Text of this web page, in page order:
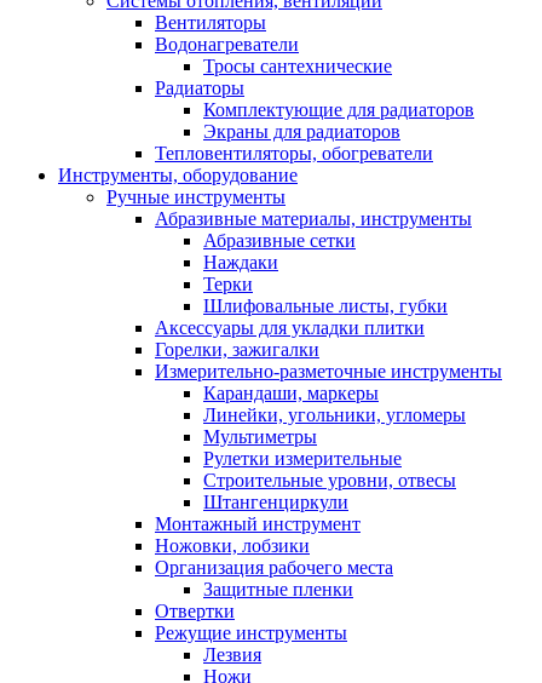
Вентиляторы
Водонагреватели
Тросы сантехнические
Радиаторы
Комплектующие для радиаторов
Экраны для радиаторов
Тепловентиляторы, обогреватели
Инструменты, оборудование
Ручные инструменты
Абразивные материалы, инструменты
Абразивные сетки
Наждаки
Терки
Шлифовальные листы, губки
Аксессуары для укладки плитки
Горелки, зажигалки
Измерительно-разметочные инструменты
Карандаши, маркеры
Линейки, угольники, угломеры
Мультиметры
Рулетки измерительные
Строительные уровни, отвесы
Штангенциркули
Монтажный инструмент
Ножовки, лобзики
Организация рабочего места
Защитные пленки
Отвертки
Режущие инструменты
Лезвия
Ножи